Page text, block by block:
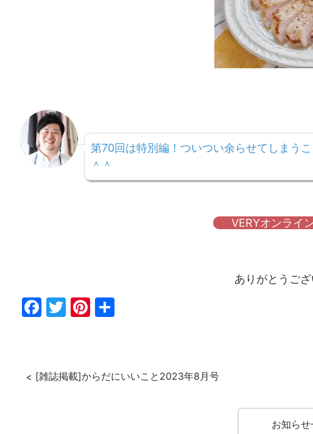
第70回は特別編！ついつい余らせてしまう
＾＾
VERYオンライ
ありがとうござ
Fac
Twi
Pin
[雑誌掲載]からだにいいこと2023年8月号
お知ら